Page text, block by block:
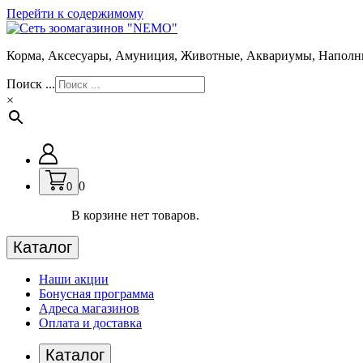
Перейти к содержимому
Корма, Аксесуары, Амуниция, Животные, Аквариумы,
Поиск ...
×
0 0
В корзине нет товаров.
Каталог
Наши акции
Бонусная программа
Адреса магазинов
Оплата и доставка
Каталог